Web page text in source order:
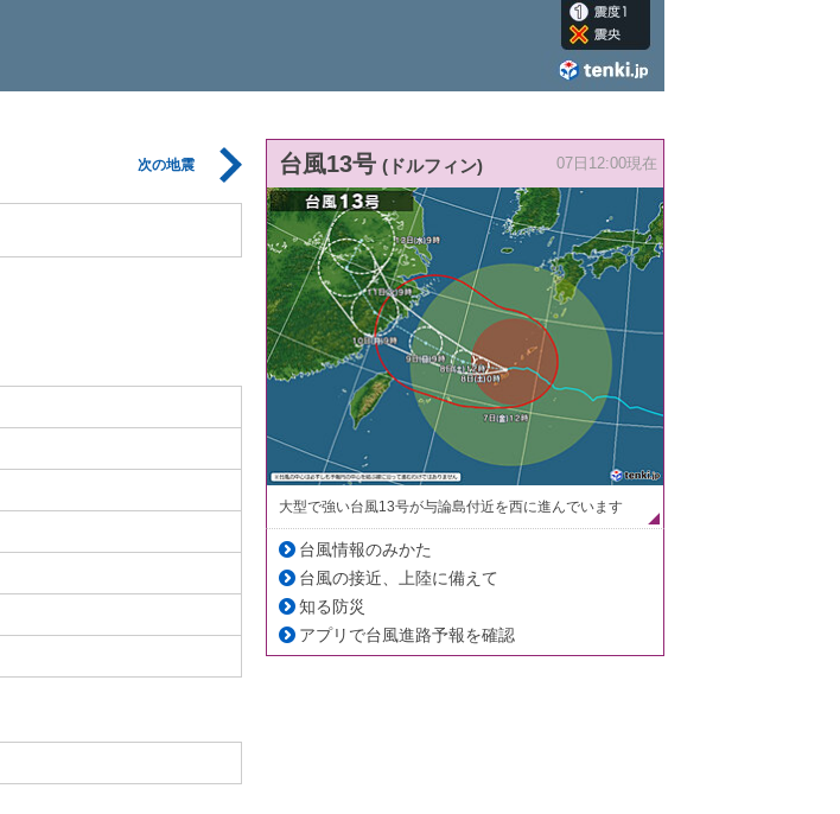
次の地震 台風13号 (ドルフィン) 07日12:00現在
大型で強い台風13号が与論島付近を西に進んでいます
台風情報のみかた
台風の接近、上陸に備えて
知る防災
アプリで台風進路予報を確認